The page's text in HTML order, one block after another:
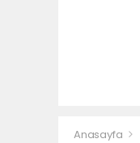
Anasayfa